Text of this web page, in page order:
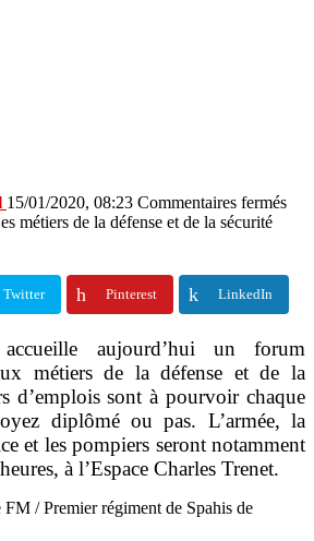
15/01/2020, 08:23 Commentaires fermés
métiers de la défense et de la sécurité
Twitter Pinterest LinkedIn
aujourd’hui un forum
métiers de la défense et de la
d’emplois sont à pourvoir chaque
diplômé ou pas. L’armée, la
et les pompiers seront notamment
à l’Espace Charles Trenet.
/ Premier régiment de Spahis de